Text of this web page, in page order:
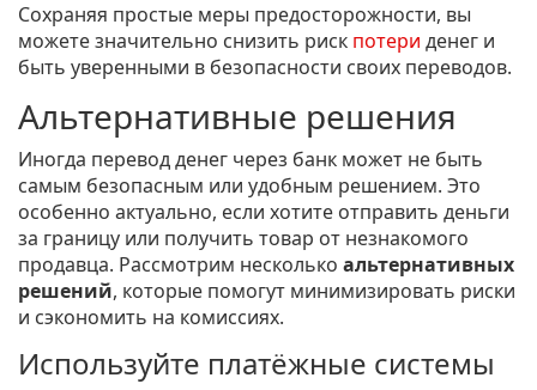
Сохраняя простые меры предосторожности, вы
можете значительно снизить риск потери денег и
быть уверенными в безопасности своих переводов.
Альтернативные решения
Иногда перевод денег через банк может не быть
самым безопасным или удобным решением. Это
особенно актуально, если хотите отправить деньги
за границу или получить товар от незнакомого
продавца. Рассмотрим несколько альтернативных
решений, которые помогут минимизировать риски
и сэкономить на комиссиях.
Используйте платёжные системы